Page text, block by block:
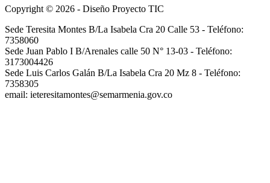
Copyright © 2026 - Diseño Proyecto TIC
Sede Teresita Montes B/La Isabela Cra 20 Calle 53 - Teléfono:
7358060
Sede Juan Pablo I B/Arenales calle 50 N° 13-03 - Teléfono:
3173004426
Sede Luis Carlos Galán B/La Isabela Cra 20 Mz 8 - Teléfono:
7358305
email: ieteresitamontes@semarmenia.gov.co